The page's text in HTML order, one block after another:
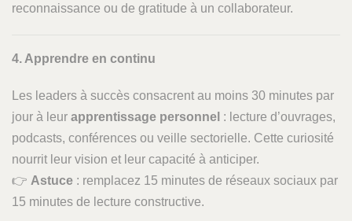
reconnaissance ou de gratitude à un collaborateur.
4. Apprendre en continu
Les leaders à succès consacrent au moins 30 minutes par
jour à leur apprentissage personnel : lecture d’ouvrages,
podcasts, conférences ou veille sectorielle. Cette curiosité
nourrit leur vision et leur capacité à anticiper.
👉 Astuce : remplacez 15 minutes de réseaux sociaux par
15 minutes de lecture constructive.